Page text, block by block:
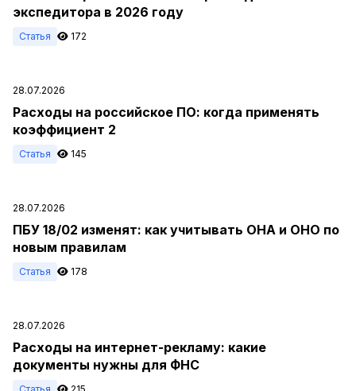
экспедитора в 2026 году
Статья 172
28.07.2026
Расходы на российское ПО: когда применять
коэффициент 2
Статья 145
28.07.2026
ПБУ 18/02 изменят: как учитывать ОНА и ОНО по
новым правилам
Статья 178
28.07.2026
Расходы на интернет-рекламу: какие
документы нужны для ФНС